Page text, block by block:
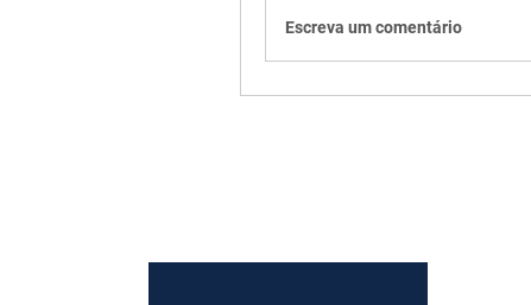
Escreva um comentário